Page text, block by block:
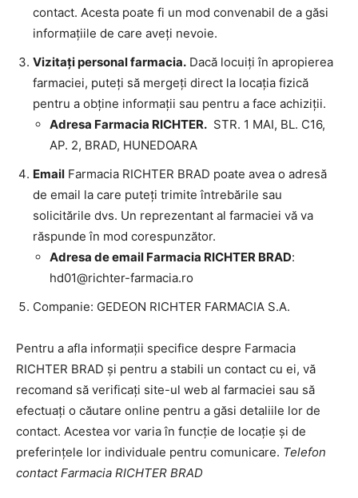
contact. Acesta poate fi un mod convenabil de a găsi
informațiile de care aveți nevoie.
Vizitați personal farmacia. Dacă locuiți în apropierea
farmaciei, puteți să mergeți direct la locația fizică
pentru a obține informații sau pentru a face achiziții.
Adresa Farmacia RICHTER. STR. 1 MAI, BL. C16,
AP. 2, BRAD, HUNEDOARA
Email Farmacia RICHTER BRAD poate avea o adresă
de email la care puteți trimite întrebările sau
solicitările dvs. Un reprezentant al farmaciei vă va
răspunde în mod corespunzător.
Adresa de email Farmacia RICHTER BRAD:
hd01@richter-farmacia.ro
Companie: GEDEON RICHTER FARMACIA S.A.
Pentru a afla informații specifice despre Farmacia
RICHTER BRAD și pentru a stabili un contact cu ei, vă
recomand să verificați site-ul web al farmaciei sau să
efectuați o căutare online pentru a găsi detaliile lor de
contact. Acestea vor varia în funcție de locație și de
preferințele lor individuale pentru comunicare. Telefon
contact Farmacia RICHTER BRAD